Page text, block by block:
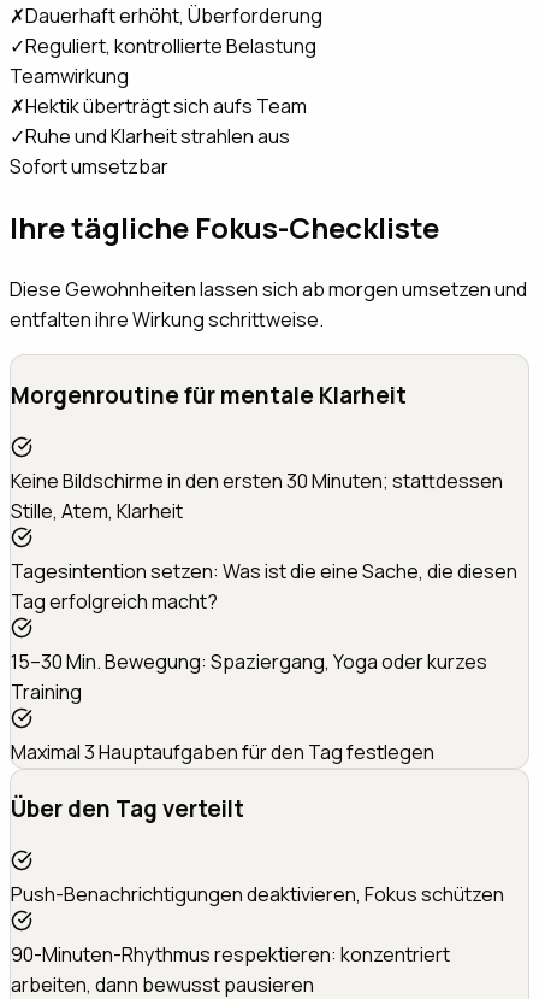
✗Dauerhaft erhöht, Überforderung
✓Reguliert, kontrollierte Belastung
Teamwirkung
✗Hektik überträgt sich aufs Team
✓Ruhe und Klarheit strahlen aus
Sofort umsetzbar
Ihre tägliche Fokus-Checkliste
Diese Gewohnheiten lassen sich ab morgen umsetzen und
entfalten ihre Wirkung schrittweise.
Morgenroutine für mentale Klarheit
Keine Bildschirme in den ersten 30 Minuten; stattdessen
Stille, Atem, Klarheit
Tagesintention setzen: Was ist die eine Sache, die diesen
Tag erfolgreich macht?
15–30 Min. Bewegung: Spaziergang, Yoga oder kurzes
Training
Maximal 3 Hauptaufgaben für den Tag festlegen
Über den Tag verteilt
Push-Benachrichtigungen deaktivieren, Fokus schützen
90-Minuten-Rhythmus respektieren: konzentriert
arbeiten, dann bewusst pausieren